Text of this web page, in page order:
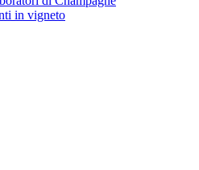
in vigneto